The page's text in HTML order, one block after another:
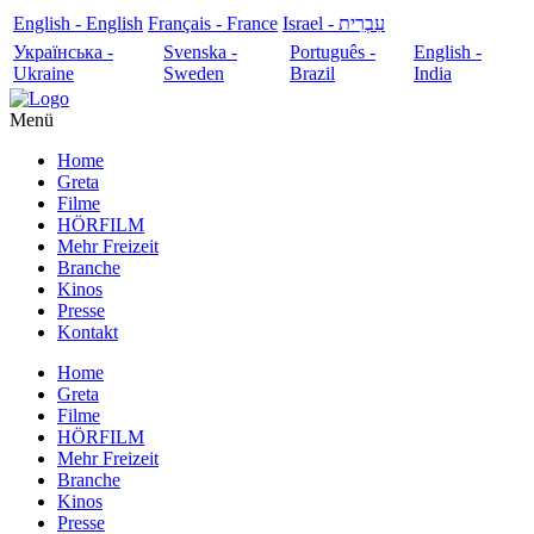
English - English Français - France
עִבְרִית - Israel
Українська -
Ukraine
Svenska -
Sweden
Português -
Brazil
English -
India
Menü
Home
Greta
Filme
HÖRFILM
Mehr Freizeit
Branche
Kinos
Presse
Kontakt
Home
Greta
Filme
HÖRFILM
Mehr Freizeit
Branche
Kinos
Presse